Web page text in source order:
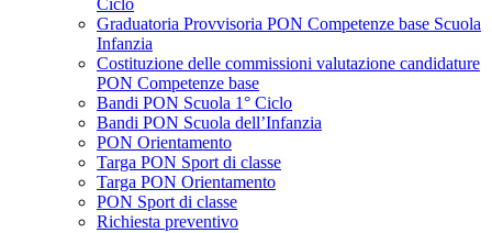
Ciclo
Graduatoria Provvisoria PON Competenze base Scuola
Infanzia
Costituzione delle commissioni valutazione candidature
PON Competenze base
Bandi PON Scuola 1° Ciclo
Bandi PON Scuola dell’Infanzia
PON Orientamento
Targa PON Sport di classe
Targa PON Orientamento
PON Sport di classe
Richiesta preventivo